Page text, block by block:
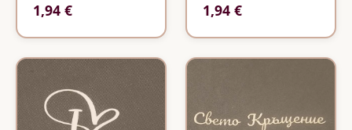
1,94 €
1,94 €